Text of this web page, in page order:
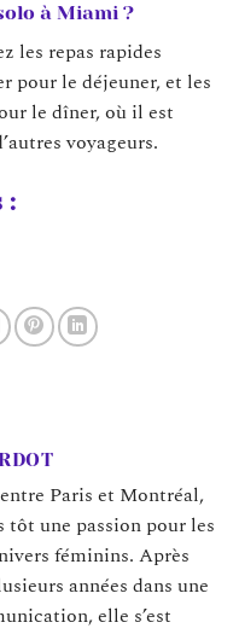
à Miami ?
les repas rapides
pour le déjeuner, et les
le dîner, où il est
voyageurs.
:
Paris et Montréal,
tôt une passion pour les
féminins. Après
années dans une
elle s’est